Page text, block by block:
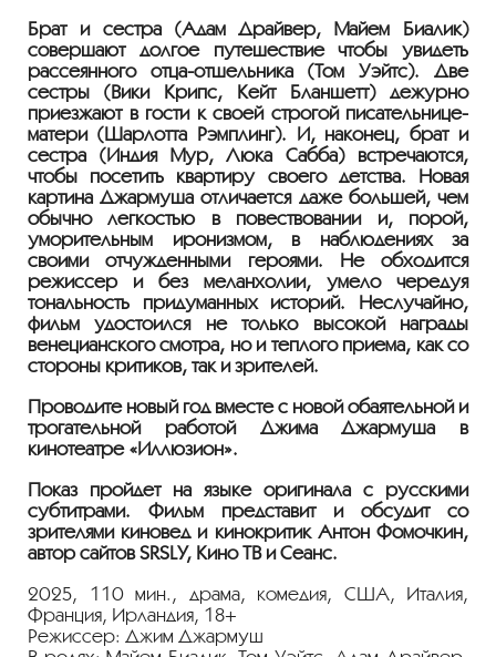
Брат и сестра (Адам Драйвер, Майем Биалик)
совершают долгое путешествие чтобы увидеть
рассеянного отца-отшельника (Том Уэйтс). Две
сестры (Вики Крипс, Кейт Бланшетт) дежурно
приезжают в гости к своей строгой писательнице-
матери (Шарлотта Рэмплинг). И, наконец, брат и
сестра (Индия Мур, Люка Сабба) встречаются,
чтобы посетить квартиру своего детства. Новая
картина Джармуша отличается даже большей, чем
обычно легкостью в повествовании и, порой,
уморительным иронизмом, в наблюдениях за
своими отчужденными героями. Не обходится
режиссер и без меланхолии, умело чередуя
тональность придуманных историй. Неслучайно,
фильм удостоился не только высокой награды
венецианского смотра, но и теплого приема, как со
стороны критиков, так и зрителей.
Проводите новый год вместе с новой обаятельной и
трогательной работой Джима Джармуша в
кинотеатре «Иллюзион».
Показ пройдет на языке оригинала с русскими
субтитрами. Фильм представит и обсудит со
зрителями киновед и кинокритик Антон Фомочкин,
автор сайтов SRSLY, Кино ТВ и Сеанс.
2025, 110 мин., драма, комедия, США, Италия,
Франция, Ирландия, 18+
Режиссер: Джим Джармуш